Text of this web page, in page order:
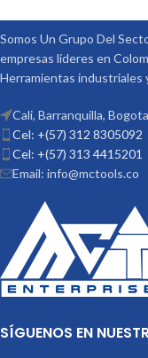
ConvencionalesRef: V-541
(DxL): 08X50 Código: 3001-
Vertex
Somos Un Grupo Del
empresas lideres en
Herramientas industriales
Cali, Barranquilla,
Cel: +(57) 312 8305092
Cel: +(57) 313 4415201
Email: info@mctools.co
SÍGUENOS EN